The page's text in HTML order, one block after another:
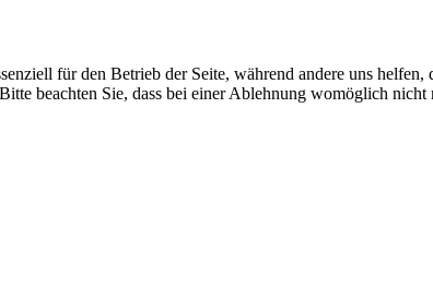
für den Betrieb der Seite, während andere uns
beachten Sie, dass bei einer Ablehnung womöglich